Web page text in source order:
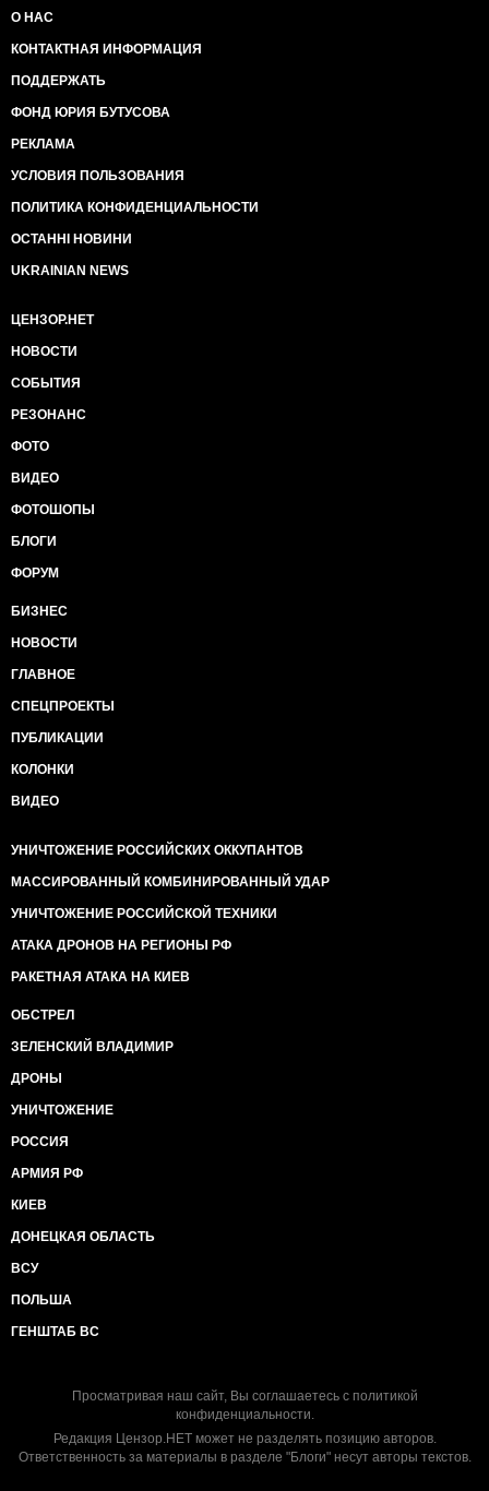
О НАС
КОНТАКТНАЯ ИНФОРМАЦИЯ
ПОДДЕРЖАТЬ
ФОНД ЮРИЯ БУТУСОВА
РЕКЛАМА
УСЛОВИЯ ПОЛЬЗОВАНИЯ
ПОЛИТИКА КОНФИДЕНЦИАЛЬНОСТИ
ОСТАННІ НОВИНИ
UKRAINIAN NEWS
ЦЕНЗОР.НЕТ
НОВОСТИ
СОБЫТИЯ
РЕЗОНАНС
ФОТО
ВИДЕО
ФОТОШОПЫ
БЛОГИ
ФОРУМ
БИЗНЕС
НОВОСТИ
ГЛАВНОЕ
СПЕЦПРОЕКТЫ
ПУБЛИКАЦИИ
КОЛОНКИ
ВИДЕО
УНИЧТОЖЕНИЕ РОССИЙСКИХ ОККУПАНТОВ
МАССИРОВАННЫЙ КОМБИНИРОВАННЫЙ УДАР
УНИЧТОЖЕНИЕ РОССИЙСКОЙ ТЕХНИКИ
АТАКА ДРОНОВ НА РЕГИОНЫ РФ
РАКЕТНАЯ АТАКА НА КИЕВ
ОБСТРЕЛ
ЗЕЛЕНСКИЙ ВЛАДИМИР
ДРОНЫ
УНИЧТОЖЕНИЕ
РОССИЯ
АРМИЯ РФ
КИЕВ
ДОНЕЦКАЯ ОБЛАСТЬ
ВСУ
ПОЛЬША
ГЕНШТАБ ВС
Просматривая наш сайт, Вы соглашаетесь с политикой
конфиденциальности.
Редакция Цензор.НЕТ может не разделять позицию авторов.
Ответственность за материалы в разделе "Блоги" несут авторы текстов.